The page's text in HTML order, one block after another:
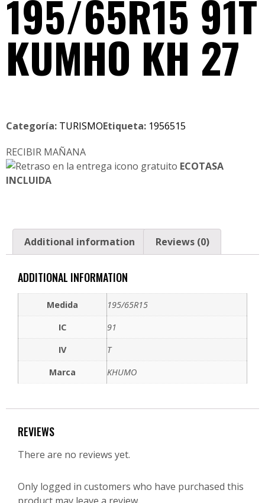
195/65R15 91T
KUMHO KH 27
Categoría: TURISMOEtiqueta: 1956515
RECIBIR MAÑANA
ECOTASA
INCLUIDA
Additional information Reviews (0)
ADDITIONAL INFORMATION
Medida
195/65R15
IC
91
IV
T
Marca
KHUMO
REVIEWS
There are no reviews yet.
Only logged in customers who have purchased this